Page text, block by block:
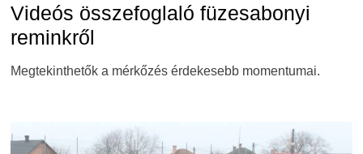
Videós összefoglaló füzesabonyi
reminkről
Megtekinthetők a mérkőzés érdekesebb momentumai.